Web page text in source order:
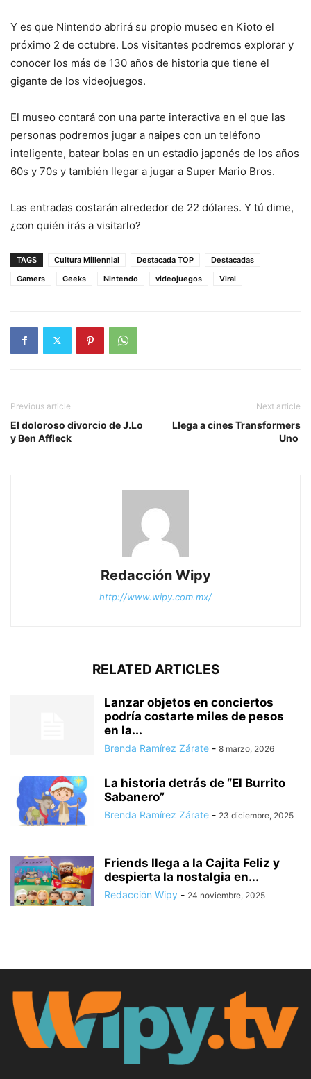
Y es que Nintendo abrirá su propio museo en Kioto el
próximo 2 de octubre. Los visitantes podremos explorar y
conocer los más de 130 años de historia que tiene el
gigante de los videojuegos.
El museo contará con una parte interactiva en el que las
personas podremos jugar a naipes con un teléfono
inteligente, batear bolas en un estadio japonés de los años
60s y 70s y también llegar a jugar a Super Mario Bros.
Las entradas costarán alrededor de 22 dólares. Y tú dime,
¿con quién irás a visitarlo?
TAGS Cultura Millennial Destacada TOP
Destacadas
Gamers
Geeks Nintendo videojuegos Viral
Previous article
El doloroso divorcio de J.Lo
y Ben Affleck
Next article
Llega a cines Transformers
Uno
Redacción Wipy
http://www.wipy.com.mx/
RELATED ARTICLES
Lanzar objetos en conciertos
podría costarte miles de pesos
en la...
Brenda Ramírez Zárate - 8 marzo, 2026
La historia detrás de “El Burrito
Sabanero”
Brenda Ramírez Zárate - 23 diciembre, 2025
Friends llega a la Cajita Feliz y
despierta la nostalgia en...
Redacción Wipy - 24 noviembre, 2025